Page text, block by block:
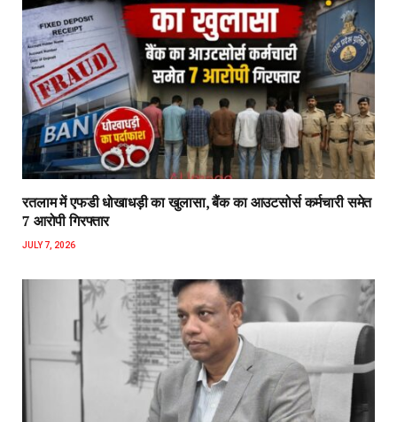
रतलाम में एफडी धोखाधड़ी का खुलासा, बैंक का आउटसोर्स कर्मचारी समेत
7 आरोपी गिरफ्तार
JULY 7, 2026